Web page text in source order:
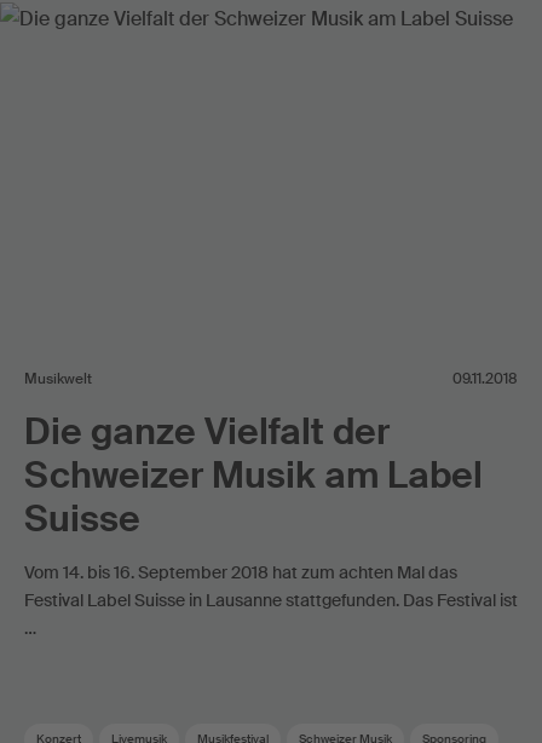
Musikwelt 09.11.2018
Die ganze Vielfalt der
Schweizer Musik am Label
Suisse
Vom 14. bis 16. September 2018 hat zum achten Mal das
Festival Label Suisse in Lausanne stattgefunden. Das Festival ist
…
Konzert Livemusik Musikfestival Schweizer Musik Sponsoring